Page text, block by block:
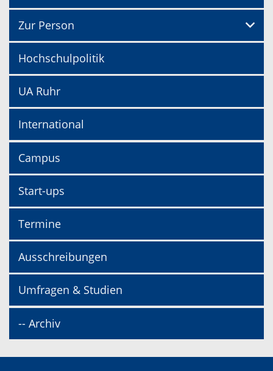
Zur Person
Hochschulpolitik
UA Ruhr
International
Campus
Start-ups
Termine
Ausschreibungen
Umfragen & Studien
-- Archiv